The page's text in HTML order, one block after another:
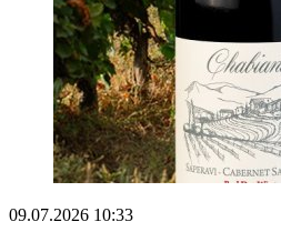
09.07.2026 10:33